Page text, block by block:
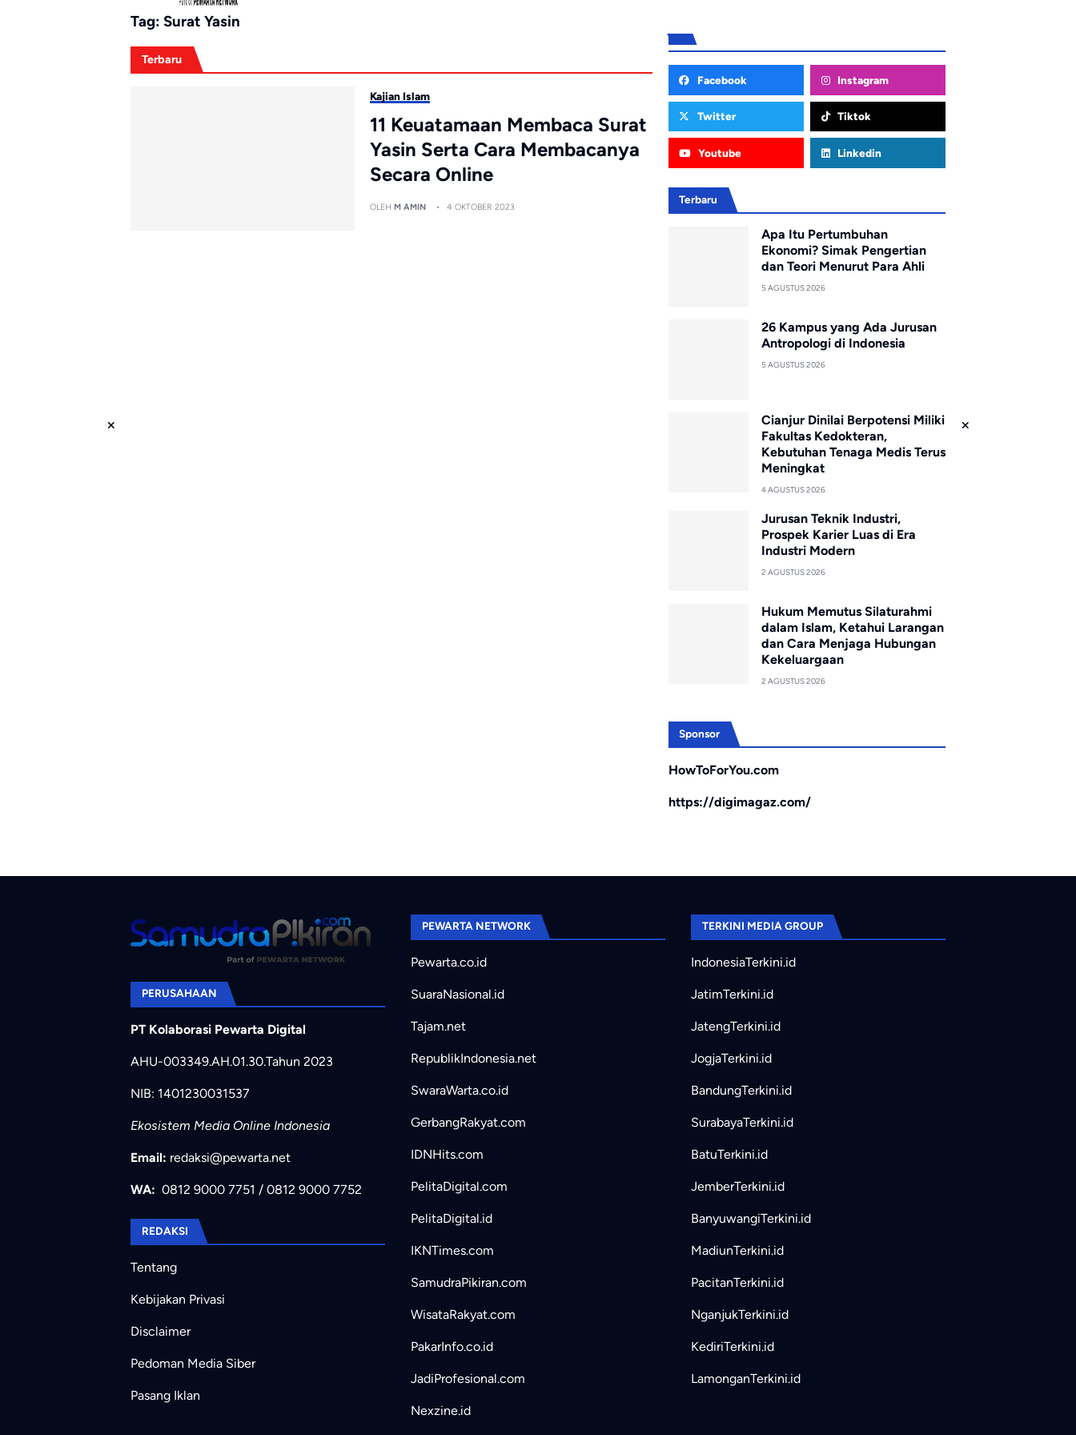
Tag: Surat Yasin
Terbaru
Kajian Islam
11 Keuatamaan Membaca Surat
Yasin Serta Cara Membacanya
Secara Online
OLEH M AMIN 4 OKTOBER 2023
Facebook Instagram
Twitter Tiktok
Youtube Linkedin
Terbaru
Apa Itu Pertumbuhan
Ekonomi? Simak Pengertian
dan Teori Menurut Para Ahli
5 AGUSTUS 2026
26 Kampus yang Ada Jurusan
Antropologi di Indonesia
5 AGUSTUS 2026
Cianjur Dinilai Berpotensi Miliki
Fakultas Kedokteran,
Kebutuhan Tenaga Medis Terus
Meningkat
4 AGUSTUS 2026
Jurusan Teknik Industri,
Prospek Karier Luas di Era
Industri Modern
2 AGUSTUS 2026
Hukum Memutus Silaturahmi
dalam Islam, Ketahui Larangan
dan Cara Menjaga Hubungan
Kekeluargaan
2 AGUSTUS 2026
Sponsor
HowToForYou.com
https://digimagaz.com/
PERUSAHAAN
PT Kolaborasi Pewarta Digital
AHU-003349.AH.01.30.Tahun 2023
NIB: 1401230031537
Ekosistem Media Online Indonesia
Email: redaksi@pewarta.net
WA: 0812 9000 7751 / 0812 9000 7752
REDAKSI
Tentang
Kebijakan Privasi
Disclaimer
Pedoman Media Siber
Pasang Iklan
PEWARTA NETWORK
Pewarta.co.id
SuaraNasional.id
Tajam.net
RepublikIndonesia.net
SwaraWarta.co.id
GerbangRakyat.com
IDNHits.com
PelitaDigital.com
PelitaDigital.id
IKNTimes.com
SamudraPikiran.com
WisataRakyat.com
PakarInfo.co.id
JadiProfesional.com
Nexzine.id
TERKINI MEDIA GROUP
IndonesiaTerkini.id
JatimTerkini.id
JatengTerkini.id
JogjaTerkini.id
BandungTerkini.id
SurabayaTerkini.id
BatuTerkini.id
JemberTerkini.id
BanyuwangiTerkini.id
MadiunTerkini.id
PacitanTerkini.id
NganjukTerkini.id
KediriTerkini.id
LamonganTerkini.id